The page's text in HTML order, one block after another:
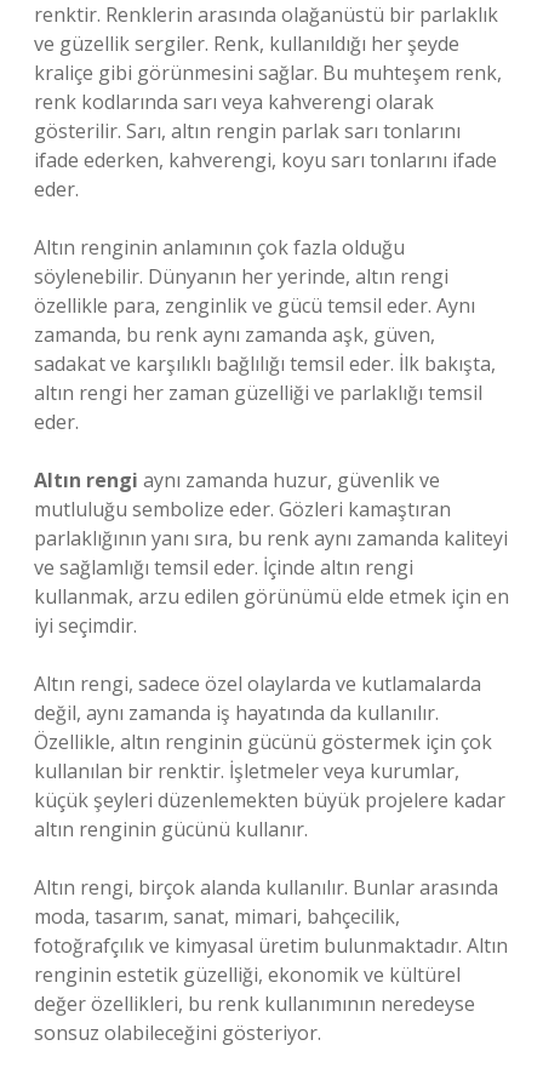
renktir. Renklerin arasında olağanüstü bir parlaklık
ve güzellik sergiler. Renk, kullanıldığı her şeyde
kraliçe gibi görünmesini sağlar. Bu muhteşem renk,
renk kodlarında sarı veya kahverengi olarak
gösterilir. Sarı, altın rengin parlak sarı tonlarını
ifade ederken, kahverengi, koyu sarı tonlarını ifade
eder.
Altın renginin anlamının çok fazla olduğu
söylenebilir. Dünyanın her yerinde, altın rengi
özellikle para, zenginlik ve gücü temsil eder. Aynı
zamanda, bu renk aynı zamanda aşk, güven,
sadakat ve karşılıklı bağlılığı temsil eder. İlk bakışta,
altın rengi her zaman güzelliği ve parlaklığı temsil
eder.
Altın rengi aynı zamanda huzur, güvenlik ve
mutluluğu sembolize eder. Gözleri kamaştıran
parlaklığının yanı sıra, bu renk aynı zamanda kaliteyi
ve sağlamlığı temsil eder. İçinde altın rengi
kullanmak, arzu edilen görünümü elde etmek için en
iyi seçimdir.
Altın rengi, sadece özel olaylarda ve kutlamalarda
değil, aynı zamanda iş hayatında da kullanılır.
Özellikle, altın renginin gücünü göstermek için çok
kullanılan bir renktir. İşletmeler veya kurumlar,
küçük şeyleri düzenlemekten büyük projelere kadar
altın renginin gücünü kullanır.
Altın rengi, birçok alanda kullanılır. Bunlar arasında
moda, tasarım, sanat, mimari, bahçecilik,
fotoğrafçılık ve kimyasal üretim bulunmaktadır. Altın
renginin estetik güzelliği, ekonomik ve kültürel
değer özellikleri, bu renk kullanımının neredeyse
sonsuz olabileceğini gösteriyor.